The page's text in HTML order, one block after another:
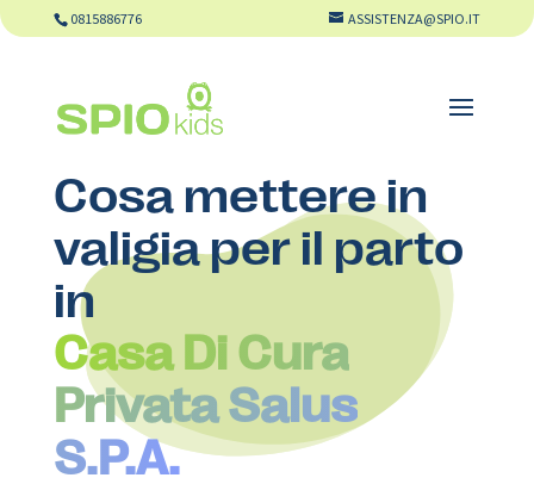
0815886776 ASSISTENZA@SPIO.IT
Cosa mettere in
valigia per il parto
in
Casa Di Cura
Privata Salus
S.P.A.